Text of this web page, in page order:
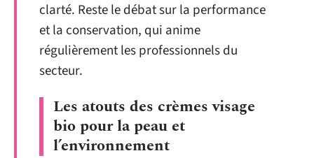
clarté. Reste le débat sur la performance
et la conservation, qui anime
régulièrement les professionnels du
secteur.
Les atouts des crèmes visage
bio pour la peau et
l’environnement